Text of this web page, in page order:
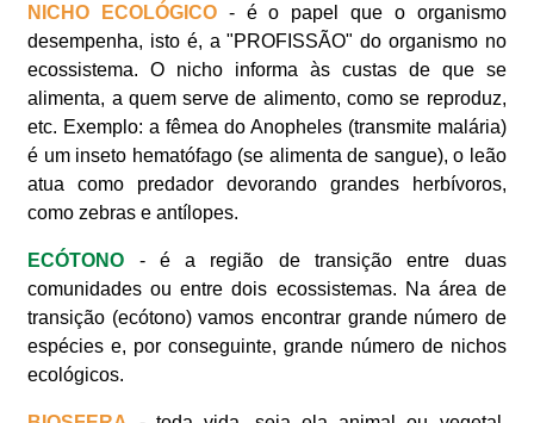
NICHO ECOLÓGICO - é o papel que o organismo
desempenha, isto é, a "PROFISSÃO" do organismo no
ecossistema. O nicho informa às custas de que se
alimenta, a quem serve de alimento, como se reproduz,
etc. Exemplo: a fêmea do Anopheles (transmite malária)
é um inseto hematófago (se alimenta de sangue), o leão
atua como predador devorando grandes herbívoros,
como zebras e antílopes.
ECÓTONO - é a região de transição entre duas
comunidades ou entre dois ecossistemas. Na área de
transição (ecótono) vamos encontrar grande número de
espécies e, por conseguinte, grande número de nichos
ecológicos.